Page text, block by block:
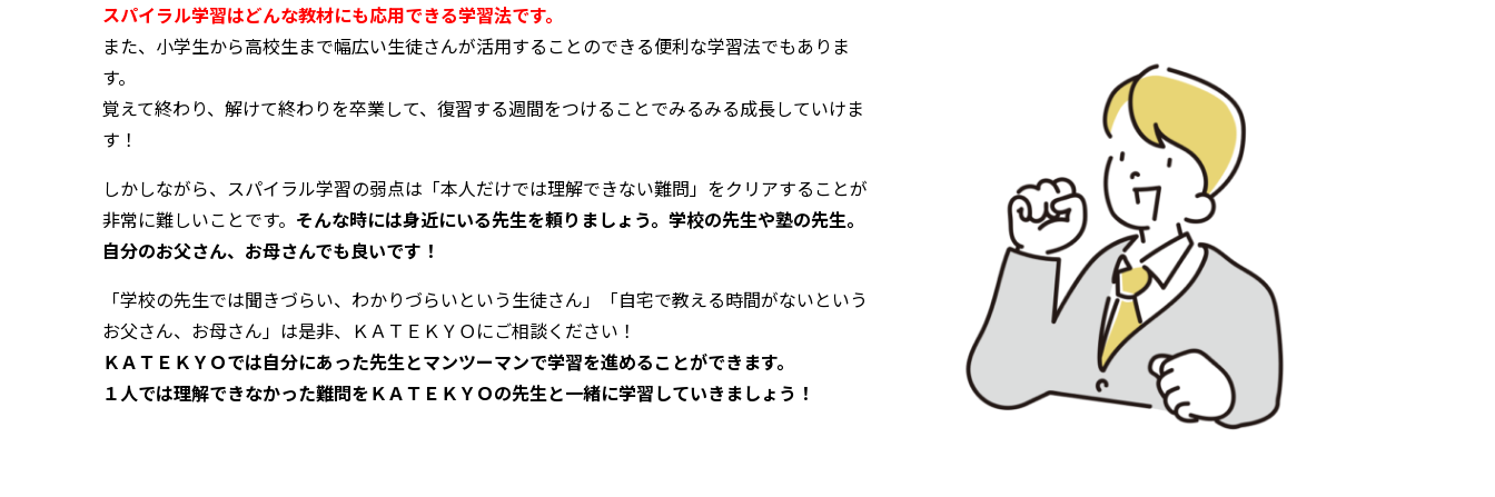
スパイラル学習はどんな教材にも応用できる学習法です。
また、小学生から高校生まで幅広い生徒さんが活用することのできる便利な学習法でもありま
す。
覚えて終わり、解けて終わりを卒業して、復習する週間をつけることでみるみる成長していけま
す！
しかしながら、スパイラル学習の弱点は「本人だけでは理解できない難問」をクリアすることが
非常に難しいことです。 そんな時には身近にいる先生を頼りましょう。学校の先生や塾の先生。
自分のお父さん、お母さんでも良いです！
「学校の先生では聞きづらい、わかりづらいという生徒さん」「自宅で教える時間がないという
お父さん、お母さん」は是非、ＫＡＴＥＫＹＯにご相談ください！
ＫＡＴＥＫＹＯでは自分にあった先生とマンツーマンで学習を進めることができます。
１人では理解できなかった難問をＫＡＴＥＫＹＯの先生と一緒に学習していきましょう！